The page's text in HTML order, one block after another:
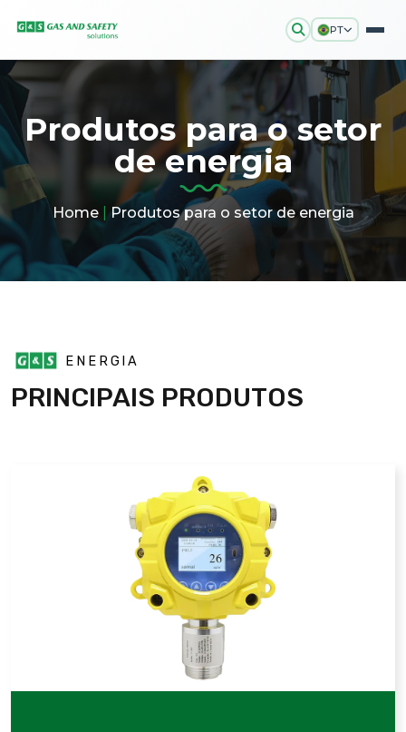
PT
Produtos para o setor
de energia
Home|Produtos para o setor de energia
ENERGIA
PRINCIPAIS PRODUTOS